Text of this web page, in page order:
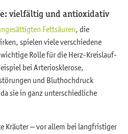
vielfältig und antioxidativ
Fettsäuren, die
spielen viele verschiedene
Rolle für die Herz-Kreislauf-
bei Arteriosklerose,
und Bluthochdruck
sie in ganz unterschiedliche
Kräuter – vor allem bei langfristiger